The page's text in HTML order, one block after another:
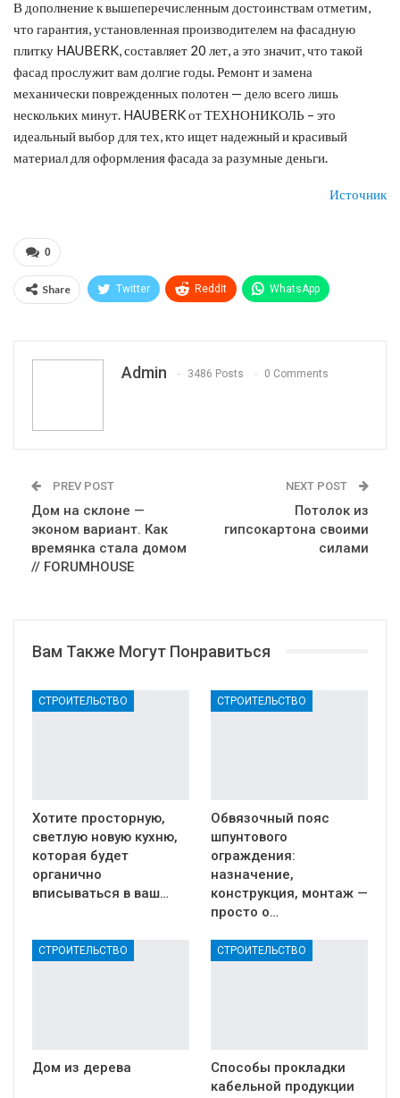
В дополнение к вышеперечисленным достоинствам отметим,
что гарантия, установленная производителем на фасадную
плитку HAUBERK, составляет 20 лет, а это значит, что такой
фасад прослужит вам долгие годы. Ремонт и замена
механически поврежденных полотен — дело всего лишь
нескольких минут. HAUBERK от ТЕХНОНИКОЛЬ – это
идеальный выбор для тех, кто ищет надежный и красивый
материал для оформления фасада за разумные деньги.
Источник
0
Share Twitter ReddIt WhatsApp
Admin 3486 Posts 0 Comments
PREV POST
Дом на склоне —
эконом вариант. Как
времянка стала домом
// FORUMHOUSE
NEXT POST
Потолок из
гипсокартона своими
силами
Вам Также Могут Понравиться
СТРОИТЕЛЬСТВО
Хотите просторную,
светлую новую кухню,
которая будет
органично
вписываться в ваш…
СТРОИТЕЛЬСТВО
Обвязочный пояс
шпунтового
ограждения:
назначение,
конструкция, монтаж —
просто о…
СТРОИТЕЛЬСТВО
Дом из дерева
СТРОИТЕЛЬСТВО
Способы прокладки
кабельной продукции